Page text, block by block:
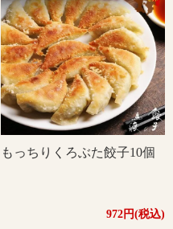
もっちりくろぶた餃子10個
972円(税込)